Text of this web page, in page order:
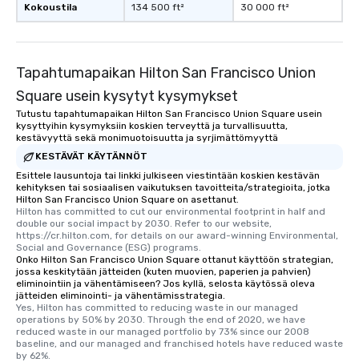
Kokoustila 134 500 ft² 30 000 ft²
Tapahtumapaikan Hilton San Francisco Union
Square usein kysytyt kysymykset
Tutustu tapahtumapaikan Hilton San Francisco Union Square usein
kysyttyihin kysymyksiin koskien terveyttä ja turvallisuutta,
kestävyyttä sekä monimuotoisuutta ja syrjimättömyyttä
KESTÄVÄT KÄYTÄNNÖT
Esittele lausuntoja tai linkki julkiseen viestintään koskien kestävän
kehityksen tai sosiaalisen vaikutuksen tavoitteita/strategioita, jotka
Hilton San Francisco Union Square on asettanut.
Hilton has committed to cut our environmental footprint in half and
double our social impact by 2030. Refer to our website,
https://cr.hilton.com, for details on our award-winning Environmental,
Social and Governance (ESG) programs.
Onko Hilton San Francisco Union Square ottanut käyttöön strategian,
jossa keskitytään jätteiden (kuten muovien, paperien ja pahvien)
eliminointiin ja vähentämiseen? Jos kyllä, selosta käytössä oleva
jätteiden eliminointi- ja vähentämisstrategia.
Yes, Hilton has committed to reducing waste in our managed
operations by 50% by 2030. Through the end of 2020, we have
reduced waste in our managed portfolio by 73% since our 2008
baseline, and our managed and franchised hotels have reduced waste
by 62%.